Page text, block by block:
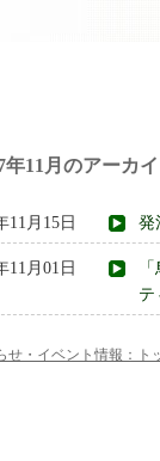
年11月のアーカ
11月15日 発
11月01日
テ
せ・イベント情報：ト